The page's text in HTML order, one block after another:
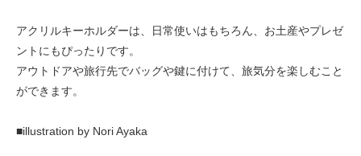
アクリルキーホルダーは、日常使いはもちろん、お土産やプレゼ
ントにもぴったりです。
アウトドアや旅行先でバッグや鍵に付けて、旅気分を楽しむこと
ができます。
■illustration by Nori Ayaka